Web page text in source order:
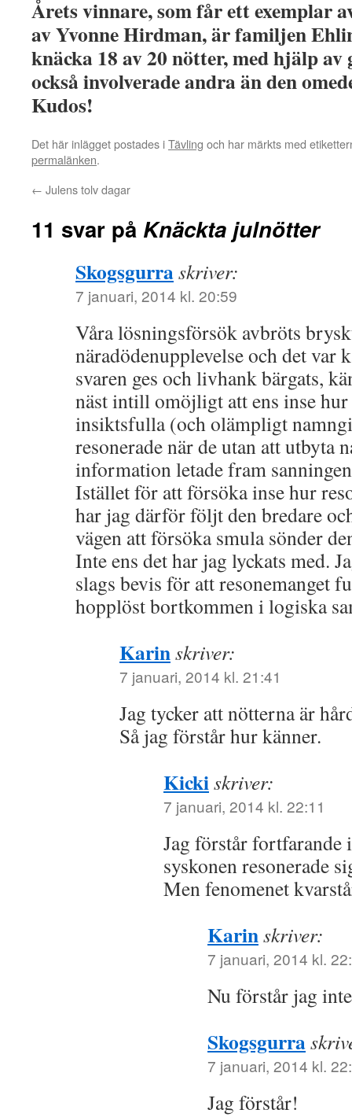
Årets vinnare, som får ett exemplar
av Yvonne Hirdman, är familjen
knäcka 18 av 20 nötter, med hjälp
också involverade andra än den
Kudos!
Det här inlägget postades iTävling och har märkts med
permalänken.
← Julens tolv dagar
11 svar på Knäckta julnötter
Skogsgurraskriver:
7 januari, 2014 kl. 20:59
Våra lösningsförsök avbröts
näradödenupplevelse och det var
svaren ges och livhank bärgats,
näst intill omöjligt att ens inse
insiktsfulla (och olämpligt
resonerade när de utan att utbyta
information letade fram
Istället för att försöka inse hur
har jag därför följt den bredare
vägen att försöka smula sönder
Inte ens det har jag lyckats med.
slags bevis för att resonemanget
hopplöst bortkommen i logiska
Karinskriver:
7 januari, 2014 kl. 21:41
Jag tycker att nötterna är
Så jag förstår hur känner.
Kickiskriver:
7 januari, 2014 kl. 22:11
Jag förstår fortfarande
syskonen resonerade
Men fenomenet
Karinskriver:
7 januari, 2014 kl.
Nu förstår jag
Skogsgurra
7 januari, 2014 kl.
Jag förstår!